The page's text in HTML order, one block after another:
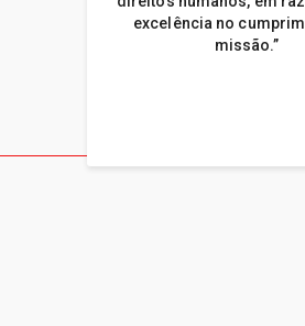
excelência no
missão.”